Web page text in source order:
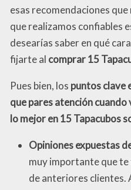
esas recomendaciones
que realizamos confiables
desearías saber en qué
fijarte al comprar 15
Pues bien, los puntos clave
que pares atención
lo mejor en 15 Tapacubos
Opiniones expuestas
muy importante que te
de anteriores clientes.